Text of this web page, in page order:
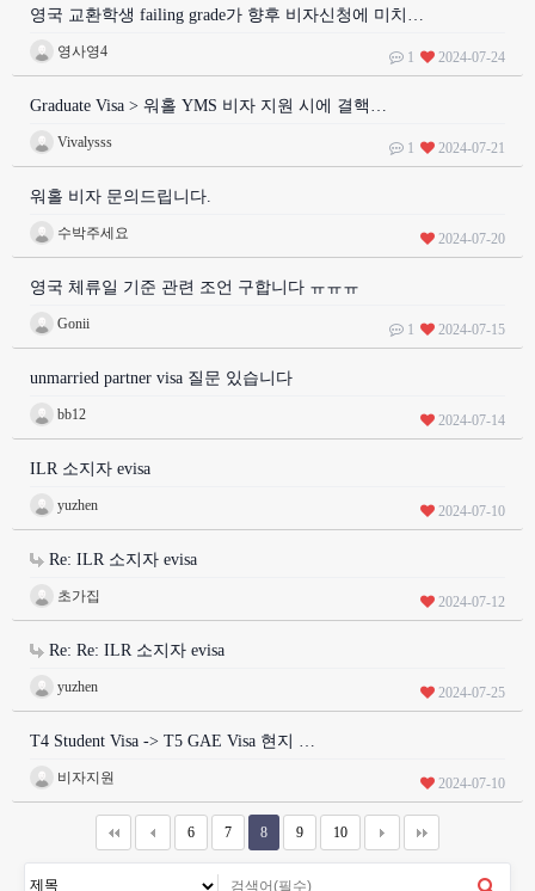
영국 교환학생 failing grade가 향후 비자신청에 미치…
영사영4 1 2024-07-24
Graduate Visa > 워홀 YMS 비자 지원 시에 결핵…
Vivalysss 1 2024-07-21
워홀 비자 문의드립니다.
수박주세요 2024-07-20
영국 체류일 기준 관련 조언 구합니다 ㅠㅠㅠ
Gonii 1 2024-07-15
unmarried partner visa 질문 있습니다
bb12 2024-07-14
ILR 소지자 evisa
yuzhen 2024-07-10
Re: ILR 소지자 evisa
초가집 2024-07-12
Re: Re: ILR 소지자 evisa
yuzhen 2024-07-25
T4 Student Visa -> T5 GAE Visa 현지 …
비자지원 2024-07-10
6 7 8 9 10